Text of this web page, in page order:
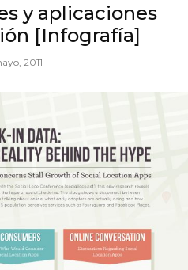
y aplicaciones
[Infografía]
2011